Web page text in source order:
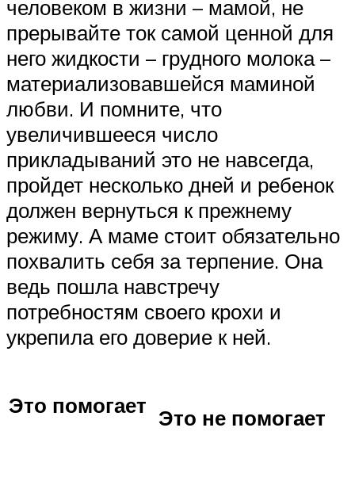
человеком в жизни – мамой, не
прерывайте ток самой ценной для
него жидкости – грудного молока –
материализовавшейся маминой
любви. И помните, что
увеличившееся число
прикладываний это не навсегда,
пройдет несколько дней и ребенок
должен вернуться к прежнему
режиму. А маме стоит обязательно
похвалить себя за терпение. Она
ведь пошла навстречу
потребностям своего крохи и
укрепила его доверие к ней.
Это помогает Это не помогает